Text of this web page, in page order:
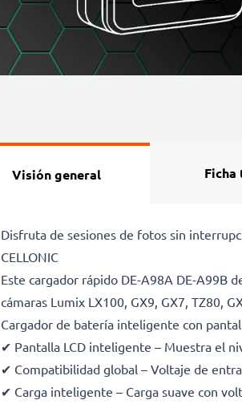
Visión general Ficha
Disfruta de sesiones de fotos sin
CELLONIC
Este cargador rápido DE-A98A DE-A99B
cámaras Lumix LX100, GX9, GX7, TZ80,
Cargador de batería inteligente con
✔ Pantalla LCD inteligente – Muestra el
✔ Compatibilidad global – Voltaje de
✔ Carga inteligente – Carga suave con